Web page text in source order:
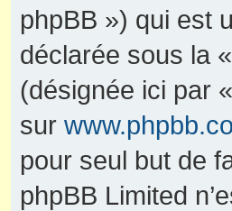
phpBB ») qui est
déclarée sous la
(désignée ici par
sur
pour seul but de
phpBB Limited